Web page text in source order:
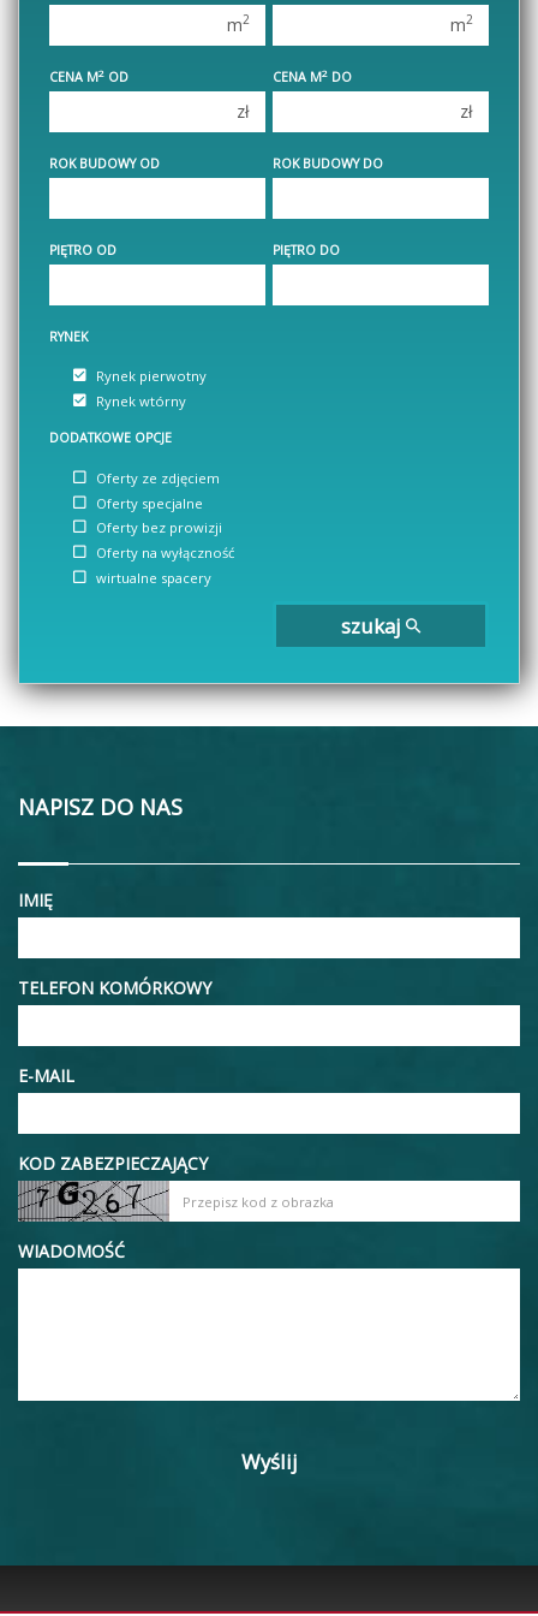
2 pokoje
3 pokoje
4 pokoje
6 pokoi
2 pokoje
3 pokoje
4 pokoje
6 pokoi
m2 m2
CENA M2 OD
zł
CENA M2 DO
zł
ROK BUDOWY OD ROK BUDOWY DO
PIĘTRO OD PIĘTRO DO
RYNEK
Rynek pierwotny
Rynek wtórny
DODATKOWE OPCJE
Oferty ze zdjęciem
Oferty specjalne
Oferty bez prowizji
Oferty na wyłączność
wirtualne spacery
szukaj
NAPISZ DO NAS
IMIĘ
TELEFON KOMÓRKOWY
E-MAIL
KOD ZABEZPIECZAJĄCY
WIADOMOŚĆ